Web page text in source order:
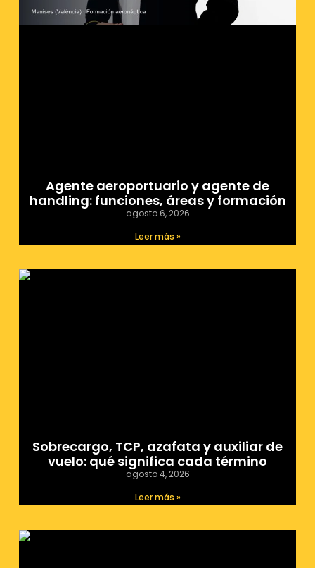
Agente aeroportuario y agente de
handling: funciones, áreas y formación
agosto 6, 2026
Leer más »
Sobrecargo, TCP, azafata y auxiliar de
vuelo: qué significa cada término
agosto 4, 2026
Leer más »